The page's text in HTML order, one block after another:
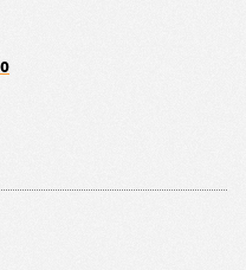
если
(достраивать
на
масштабируется на
техники на площадке,
Л» ещё даже не
ситуацию.
нам перестали
сроки»